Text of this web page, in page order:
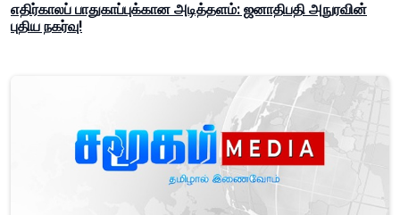
எதிர்காலப் பாதுகாப்புக்கான அடித்தளம்: ஜனாதிபதி அநுரவின்
புதிய நகர்வு!